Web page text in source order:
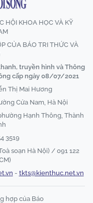
HỘI KHOA HỌC VÀ KỸ
CỦA BÁO TRI THỨC VÀ
truyền hình và Thông
cấp ngày 08/07/2021
Thị Mai Hương
Cửa Nam, Hà Nội
Hạnh Thông, Thành
3519
soạn Hà Nội) / 091 122
- tkts@kienthuc.net.vn
hợp của Báo